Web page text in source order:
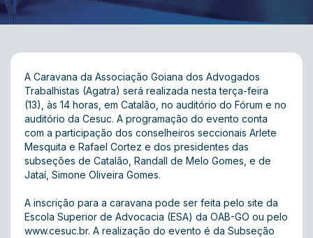
A Caravana da Associação Goiana dos Advogados
Trabalhistas (Agatra) será realizada nesta terça-feira
(13), às 14 horas, em Catalão, no auditório do Fórum e no
auditório da Cesuc. A programação do evento conta
com a participação dos conselheiros seccionais Arlete
Mesquita e Rafael Cortez e dos presidentes das
subseções de Catalão, Randall de Melo Gomes, e de
Jataí, Simone Oliveira Gomes.
A inscrição para a caravana pode ser feita pelo site da
Escola Superior de Advocacia (ESA) da OAB-GO ou pelo
www.cesuc.br. A realização do evento é da Subseção